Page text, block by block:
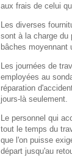
aux frais de celui
Les diverses
sont à la charge du
bâches moyennant
Les journées de
employées au
réparation
jours-là seulement.
Le personnel qui
tout le temps du
que l'on puisse
départ jusqu'au